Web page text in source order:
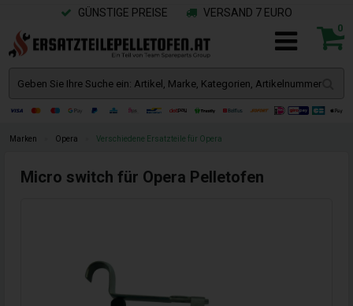
GÜNSTIGE PREISE VERSAND 7 EURO
0
Marken Opera Verschiedene Ersatzteile für Opera
Micro switch für Opera Pelletofen